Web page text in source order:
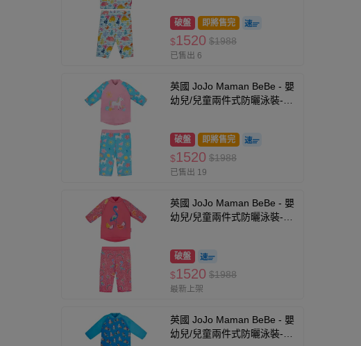
破盤 即將售完
$1520 $1988
已售出 6
英國 JoJo Maman BeBe - 嬰
幼兒/兒童兩件式防曬泳裝-童
破盤 即將售完
$1520 $1988
已售出 19
英國 JoJo Maman BeBe - 嬰
幼兒/兒童兩件式防曬泳裝-繽
破盤
$1520 $1988
最新上架
英國 JoJo Maman BeBe - 嬰
幼兒/兒童兩件式防曬泳裝-海